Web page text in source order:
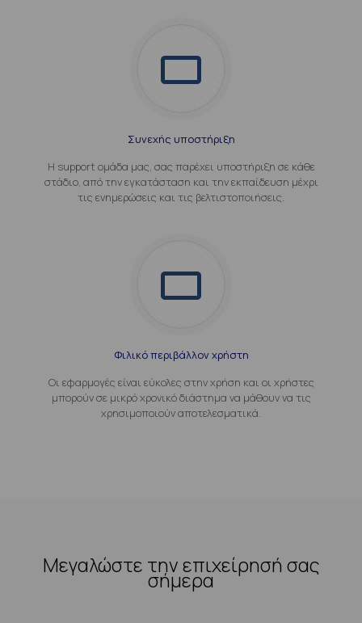
Συνεχής υποστήριξη
Η support ομάδα μας, σας παρέχει υποστήριξη σε κάθε
στάδιο, από την εγκατάσταση και την εκπαίδευση μέχρι
τις ενημερώσεις και τις βελτιστοποιήσεις.
Φιλικό περιβάλλον χρήστη
Οι εφαρμογές είναι εύκολες στην χρήση και οι χρήστες
μπορούν σε μικρό χρονικό διάστημα να μάθουν να τις
χρησιμοποιούν αποτελεσματικά.
Μεγαλώστε την επιχείρησή σας
σήμερα